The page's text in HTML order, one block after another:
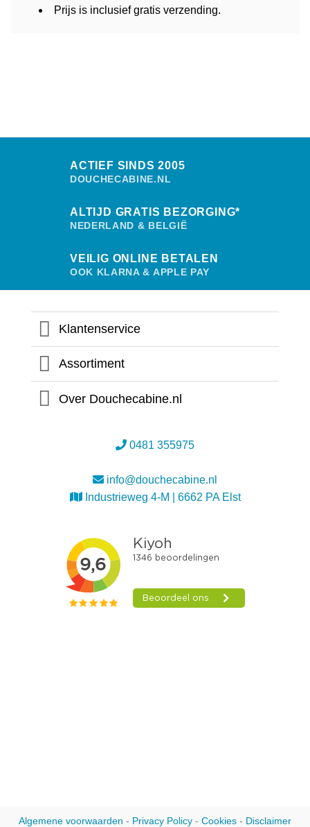
Prijs is inclusief gratis verzending.
ACTIEF SINDS 2005
DOUCHECABINE.NL
ALTIJD GRATIS BEZORGING*
NEDERLAND & BELGIË
VEILIG ONLINE BETALEN
OOK KLARNA & APPLE PAY
Klantenservice
Assortiment
Over Douchecabine.nl
0481 355975
info@douchecabine.nl
Industrieweg 4-M | 6662 PA Elst
Algemene voorwaarden - Privacy Policy - Cookies - Disclaimer